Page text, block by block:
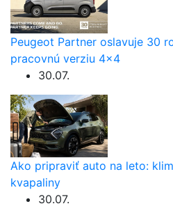
Peugeot Partner oslavuje 30
pracovnú verziu 4×4
30.07.
Ako pripraviť auto na leto:
kvapaliny
30.07.